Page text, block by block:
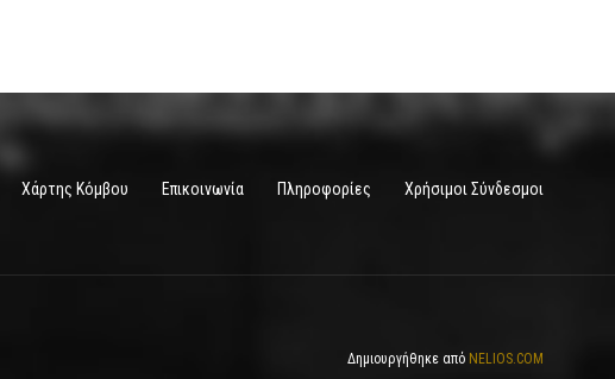
Χάρτης Κόμβου Επικοινωνία Πληροφορίες Χρήσιμοι Σύνδεσμοι
Δημιουργήθηκε από NELIOS.COM